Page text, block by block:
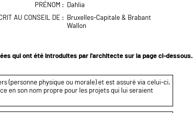
PRÉNOM : Dahlia
AU CONSEIL DE : Bruxelles-Capitale & Brabant
Wallon
qui ont été introduites par l'architecte sur la page ci-dessous.
(personne physique ou morale) et est assuré via celui-ci.
en son nom propre pour les projets qui lui seraient